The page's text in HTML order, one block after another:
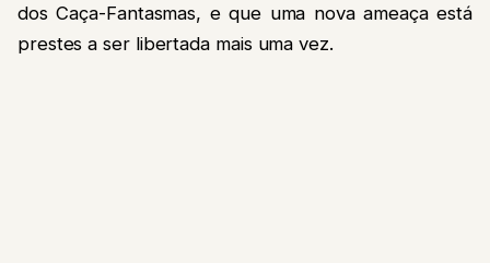
dos Caça-Fantasmas, e que uma nova ameaça está
prestes a ser libertada mais uma vez.